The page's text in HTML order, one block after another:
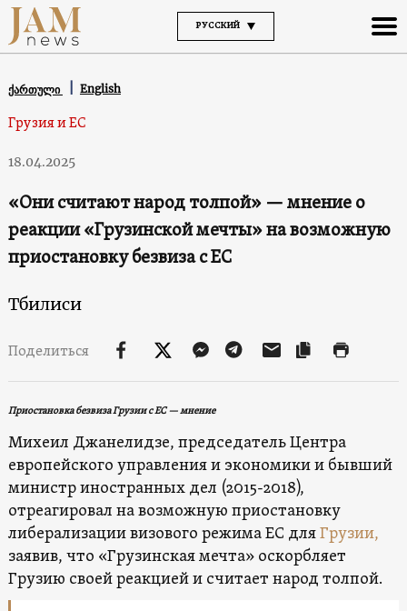
РУССКИЙ
ქართული English
Грузия и ЕС
18.04.2025
«Они считают народ толпой» — мнение о
реакции «Грузинской мечты» на возможную
приостановку безвиза с ЕС
Тбилиси
Поделиться
Приостановка безвиза Грузии с ЕС — мнение
Михеил Джанелидзе, председатель Центра
европейского управления и экономики и бывший
министр иностранных дел (2015-2018),
отреагировал на возможную приостановку
либерализации визового режима ЕС дляГрузии,
заявив, что «Грузинская мечта» оскорбляет
Грузию своей реакцией и считает народ толпой.